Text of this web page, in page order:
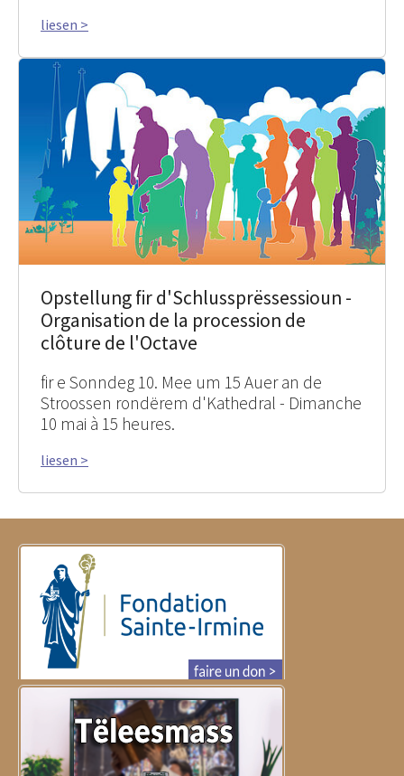
liesen >
Opstellung fir d'Schlussprëssessioun -
Organisation de la procession de
clôture de l'Octave
fir e Sonndeg 10. Mee um 15 Auer an de
Stroossen rondërem d'Kathedral - Dimanche
10 mai à 15 heures.
liesen >